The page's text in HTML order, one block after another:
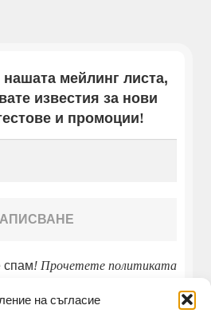
на съгласие
мейлинг листа,
известия за нови
и промоции!
спам! Прочетете политиката